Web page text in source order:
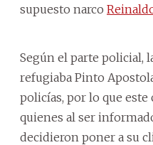
supuesto narco
Según el parte policial,
refugiaba Pinto
policías, por lo que este
quienes al ser
decidieron poner a su